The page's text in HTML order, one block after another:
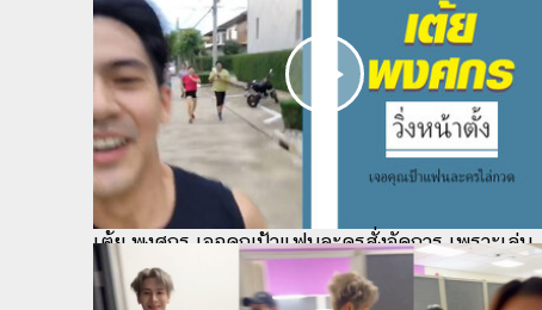
เต้ย พงศกร เจอคุณป้าแฟนละครสั่งจัดการ เพราะเล่น
ละครเพลิงพรางเทียน ร้ายได้ใจ